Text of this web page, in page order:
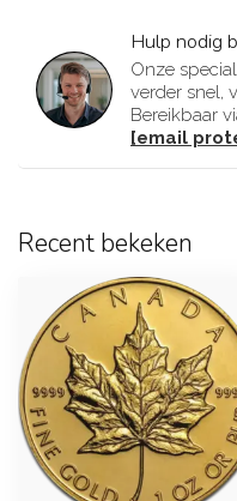
Hulp nodig
Onze
verder snel,
Bereikbaar
[email
Recent bekeken